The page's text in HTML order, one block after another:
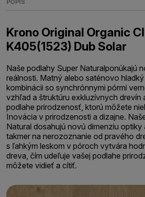
POPIS
Krono Original Organic
K405(1523) Dub Solar
Naše podlahy Super Naturalponúkajú
reálnosti. Matný alebo saténovo
kombinácii so synchrónnymi pórmi
vzhľad a štruktúru exkluzívnych drevín
podlahe prirodzenosť, ktorú môžete
Inovácia v prirodzenosti a dizajne.
Natural dosahujú novú dimenziu optiky
takmer na nerozoznanie od pravého
s ľahkým leskom v póroch vytvára
dreva, čím udeľuje vašej podlahe
môžete vidieť a cítiť.